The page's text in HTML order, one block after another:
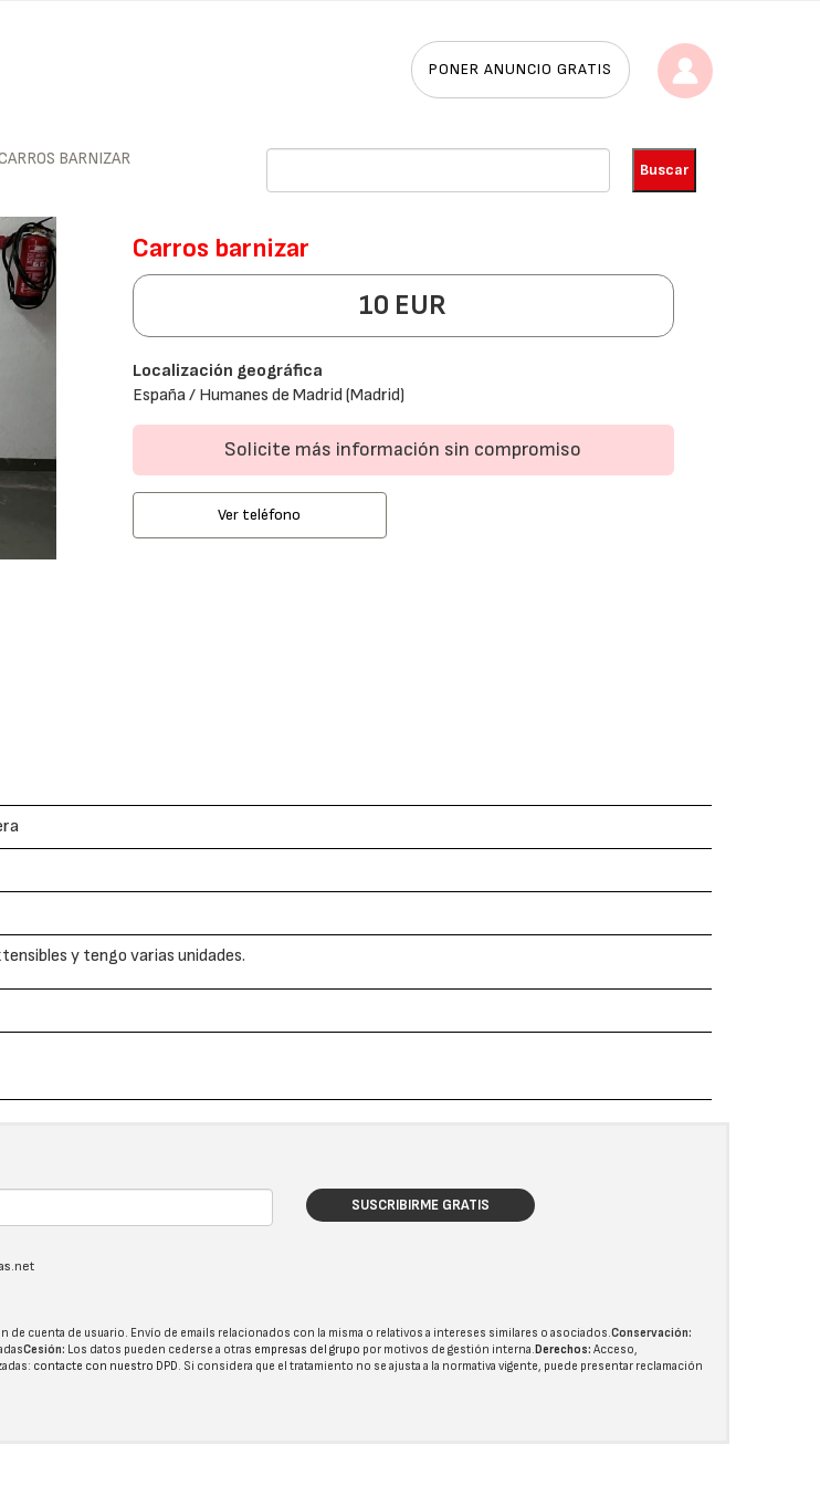
PONER ANUNCIO GRATIS
BARNIZAR
Carros barnizar
10 EUR
Localización geográfica
España / Humanes de Madrid (Madrid)
Solicite más información sin compromiso
Ver teléfono
y tengo varias unidades.
SUSCRIBIRME GRATIS
de cuenta de usuario. Envío de emails relacionados con la misma o relativos a intereses similares o asociados.Conservación:
Cesión: Los datos pueden cederse a otras empresas del grupo por motivos de gestión interna.Derechos: Acceso,
contacte con nuestro DPD. Si considera que el tratamiento no se ajusta a la normativa vigente, puede presentar reclamación